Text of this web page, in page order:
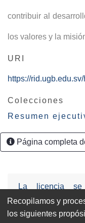
contribuir al
los valores y la
URI
https://
Colecciones
Resumen
Página completa
La licencia se
Attribution-
3.0 United States
Recopilamos y
los siguientes